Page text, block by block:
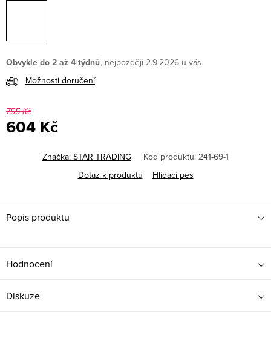
Obvykle do 2 až 4 týdnů
2.9.2026
Možnosti doručení
755 Kč
604 Kč
Značka: STAR TRADING Kód produktu: 241-69-1
Dotaz k produktu
Hlídací pes
Popis produktu
Hodnocení
Diskuze